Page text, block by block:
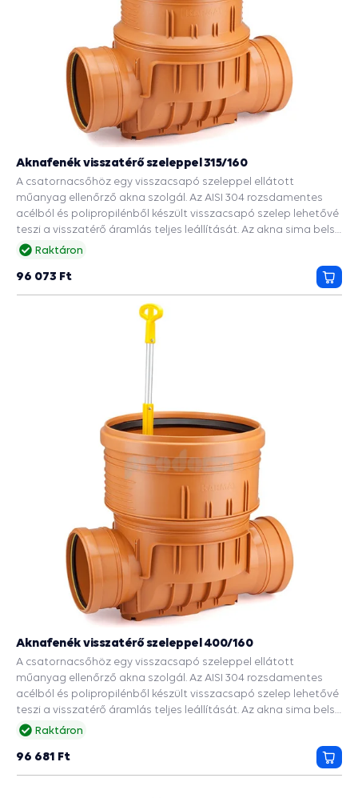
Raktáron
Aknafenék visszatérő szeleppel 315/160
A csatornacsőhöz egy visszacsapó szeleppel ellátott
műanyag ellenőrző akna szolgál. Az AISI 304 rozsdamentes
acélból és polipropilénből készült visszacsapó szelep lehetővé
teszi a visszatérő áramlás teljes leállítását. Az akna sima belső
felülete megakadályozza a cső belsejében lerakódott
épületekről. A DN 315 tengely bordázott alja 2 DN 160
bemenettel rendelkezik. Ez biztosítja a merevséget és a
talajnyomással szembeni ellenállást. A csomag tartalmaz
még egy DN 315-ös csatornacsõt és egy 2000 kg teherbírású
burkolatot. A kötések tömítettségét gumitömítések
96 073 Ft
Raktáron
Aknafenék visszatérő szeleppel 400/160
A csatornacsőhöz egy visszacsapó szeleppel ellátott
műanyag ellenőrző akna szolgál. Az AISI 304 rozsdamentes
acélból és polipropilénből készült visszacsapó szelep lehetővé
teszi a visszatérő áramlás teljes leállítását. Az akna sima belső
felülete megakadályozza a cső belsejében lerakódott
épületekről. A DN 400 tengely bordázott alja 2 DN 160
bemenettel rendelkezik. Ez biztosítja a merevséget és a
96 681 Ft